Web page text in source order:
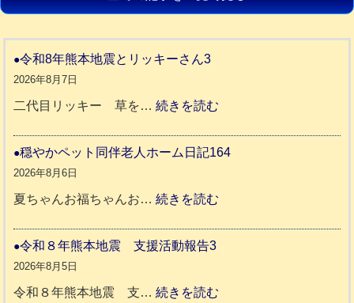
令和8年熊本地震とリッキーさん3
2026年8月7日
二代目リッキー 草を…続きを読む
和
穏やかペット同伴老人ホーム日記164
2026年8月6日
夏ちゃんお福ちゃんお…続きを読む
令和８年熊本地震 支援活動報告3
2026年8月5日
令和８年熊本地震 支…続きを読む